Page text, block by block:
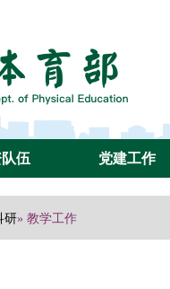
伍 党建工作
研» 教学工作